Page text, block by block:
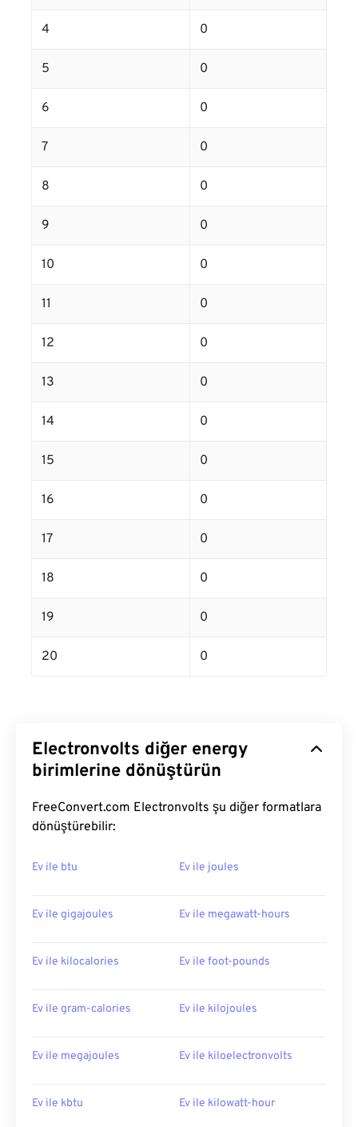
4 0
5 0
6 0
7 0
8 0
9 0
10 0
11 0
12 0
13 0
14 0
15 0
16 0
17 0
18 0
19 0
20 0
Electronvolts diğer energy
birimlerine dönüştürün
FreeConvert.com Electronvolts şu diğer formatlara
dönüştürebilir:
Ev ile btu Ev ile joules
Ev ile gigajoules Ev ile megawatt-hours
Ev ile kilocalories Ev ile foot-pounds
Ev ile gram-calories Ev ile kilojoules
Ev ile megajoules Ev ile kiloelectronvolts
Ev ile kbtu Ev ile kilowatt-hour